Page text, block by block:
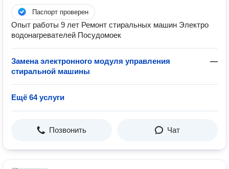
Паспорт проверен
Опыт работы 9 лет Ремонт стиральных машин Электро
водонагревателей Посудомоек
Замена электронного модуля управления
стиральной машины
—
Ещё 64 услуги
Позвонить Чат